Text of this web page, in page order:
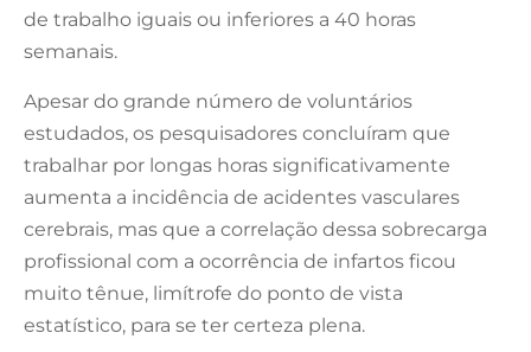
de trabalho iguais ou inferiores a 40 horas
semanais.
Apesar do grande número de voluntários
estudados, os pesquisadores concluíram que
trabalhar por longas horas significativamente
aumenta a incidência de acidentes vasculares
cerebrais, mas que a correlação dessa sobrecarga
profissional com a ocorrência de infartos ficou
muito tênue, limítrofe do ponto de vista
estatístico, para se ter certeza plena.